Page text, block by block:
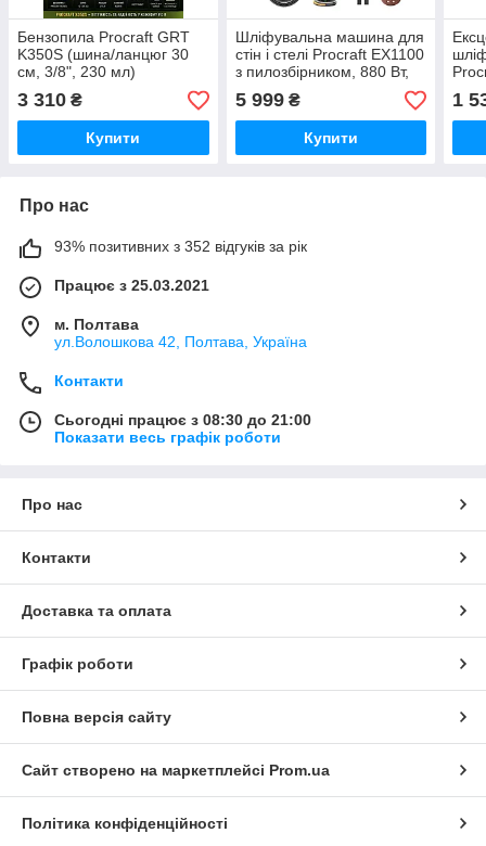
Бензопила Procraft GRT
K350S (шина/ланцюг 30
см, 3/8", 230 мл)
пила для дому та саду
Німеччина 2100ват
3 310 ₴
Купити
Шліфувальна машина для
стін і стелі Procraft ЕХ1100
з пилозбірником, 880 Вт,
5 999₴
Купити
1
Про нас
93% позитивних з 352 відгуків за рік
Працює з 25.03.2021
м. Полтава
ул.Волошкова 42, Полтава, Україна
Контакти
Сьогодні працює з 08:30 до 21:00
Показати весь графік роботи
Про нас
Контакти
Доставка та оплата
Графік роботи
Повна версія сайту
Сайт створено на маркетплейсі Prom.ua
Політика конфіденційності